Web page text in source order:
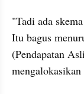
"Tadi ada
Itu bagus
(Pendapatan